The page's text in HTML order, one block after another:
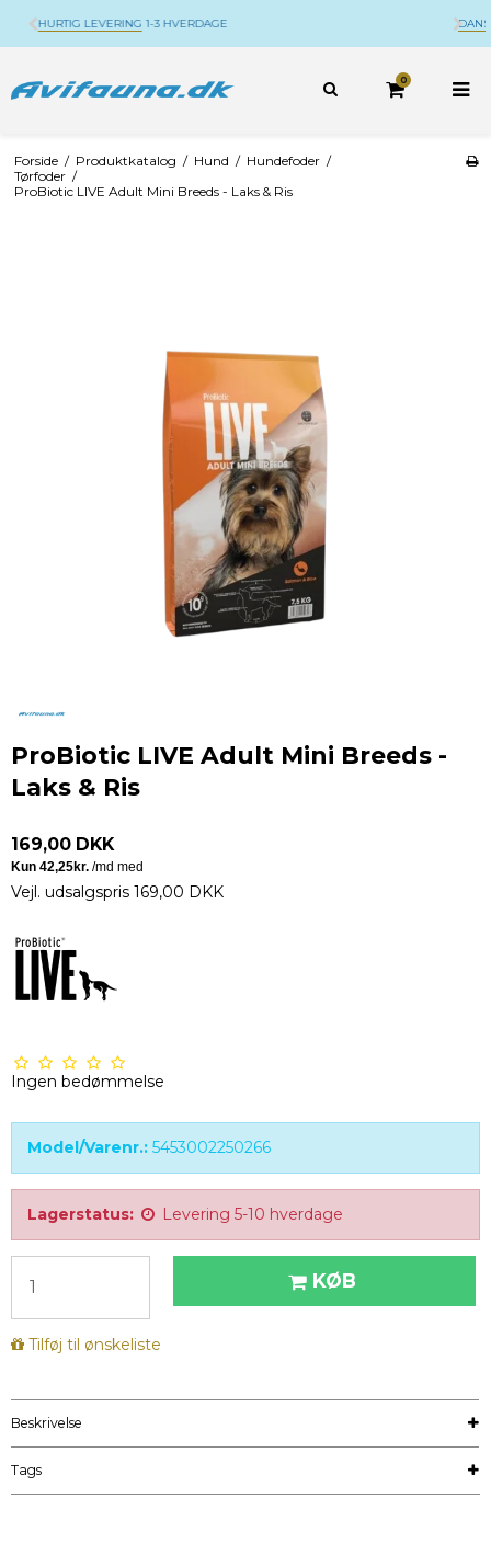
DANSK WEBSHOPBELIGGENDE PÅ DJURSLAND
0
Forside / Produktkatalog / Hund / Hundefoder /
Tørfoder /
ProBiotic LIVE Adult Mini Breeds - Laks & Ris
ProBiotic LIVE Adult Mini Breeds -
Laks & Ris
169,00 DKK
Vejl. udsalgspris 169,00 DKK
Ingen bedømmelse
Model/Varenr.: 5453002250266
Lagerstatus: Levering 5-10 hverdage
KØB
Tilføj til ønskeliste
Beskrivelse
Tags